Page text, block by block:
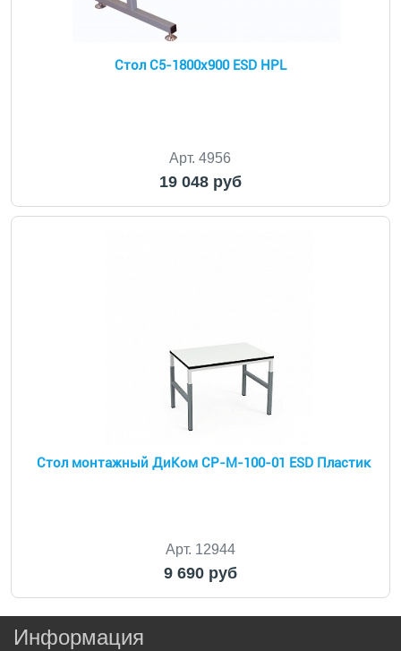
Стол С5-1800x900 ESD HPL
Арт. 4956
19 048 руб
Стол монтажный ДиКом СР-М-100-01 ESD Пластик
Арт. 12944
9 690 руб
Информация